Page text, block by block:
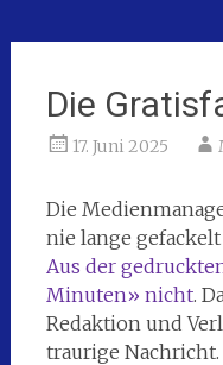
Die
17. Juni 2025
Die
nie lange
Aus der
Minuten» nicht.
Redaktion und
traurige Nachricht.